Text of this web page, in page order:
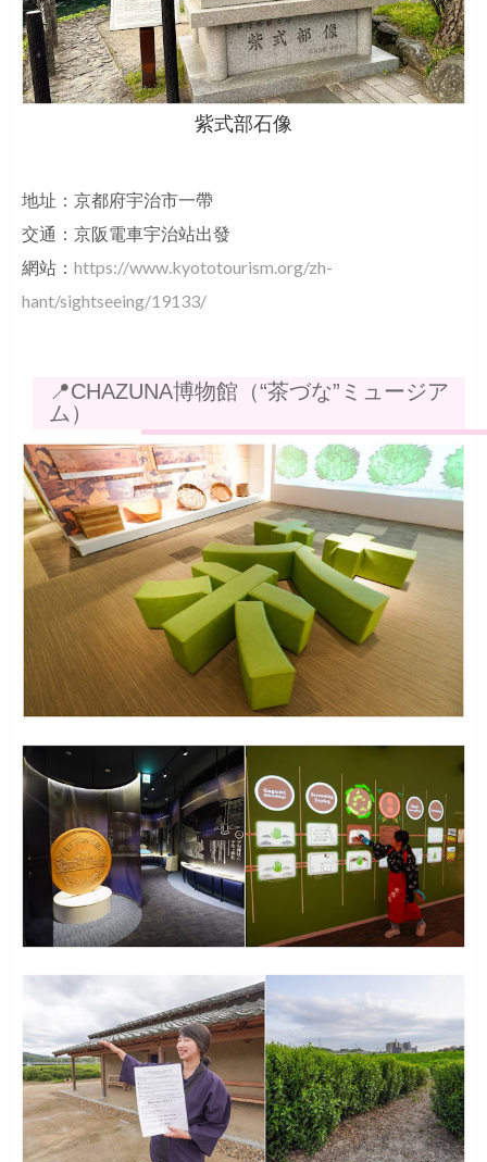
紫式部石像
地址：京都府宇治市一帶
交通：京阪電車宇治站出發
網站： https://www.kyototourism.org/zh-
hant/sightseeing/19133/
📍CHAZUNA博物館（“茶づな”ミュージア
ム）